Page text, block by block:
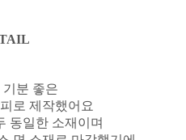
기분 좋은
로 제작했어요
동일한 소재이며